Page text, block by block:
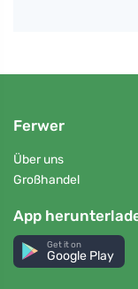
Ferwer
Über uns
Großhandel
App
Get it on
Google Play